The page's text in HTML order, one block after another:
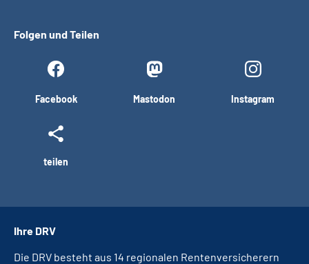
Folgen und Teilen
Facebook Mastodon Instagram
teilen
Ihre DRV
Die DRV besteht aus 14 regionalen Rentenversicherern